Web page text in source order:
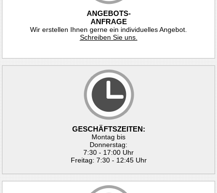
ANGEBOTS-
ANFRAGE
Wir erstellen Ihnen gerne ein individuelles Angebot.
Schreiben Sie uns.
GESCHÄFTSZEITEN:
Montag bis
Donnerstag:
7:30 - 17:00 Uhr
Freitag: 7:30 - 12:45 Uhr